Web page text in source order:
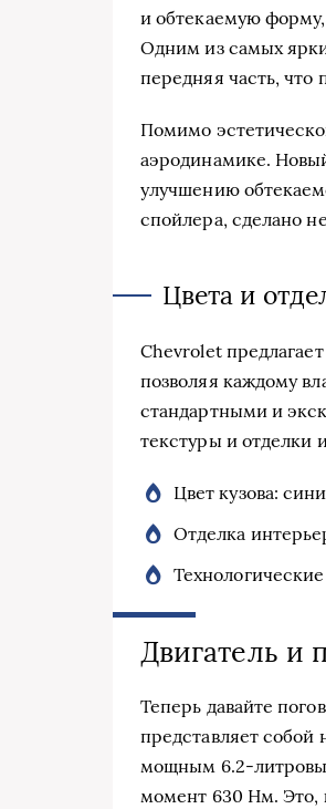
и обтекаемую форму,
Одним из самых
передняя часть, что
Помимо
аэродинамике.
улучшению
спойлера, сделано
Цвета и
Chevrolet
позволяя каждому
стандартными и
текстуры и отделки
Цвет кузова:
Отделка
Двигатель и
Теперь давайте
представляет
мощным 6.2-
момент 630 Нм. Это,